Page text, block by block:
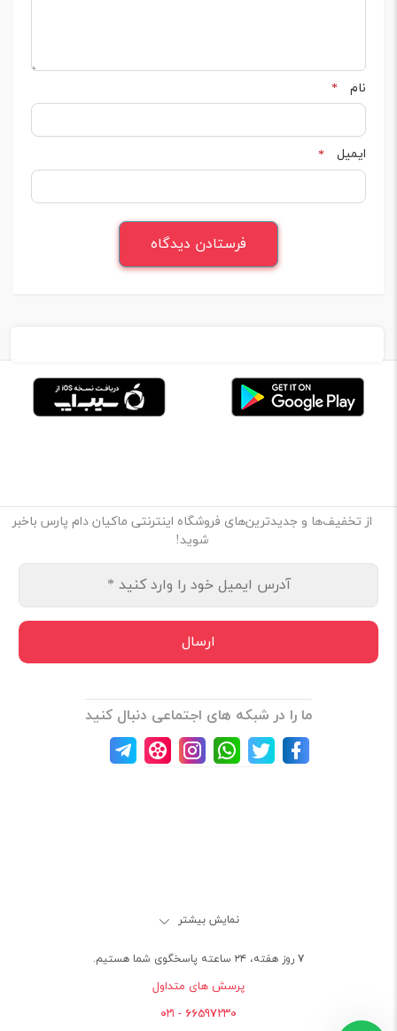
نام *
ایمیل *
از تخفیف‌ها و جدیدترین‌های فروشگاه اینترنتی ماکیان دام پارس باخبر
شوید!
ما را در شبکه های اجتماعی دنبال کنید
نمایش بیشتر
۷ روز هفته، ۲۴ ساعته پاسخگوی شما هستیم.
پرسش های متداول
66597230 - ۰۲۱